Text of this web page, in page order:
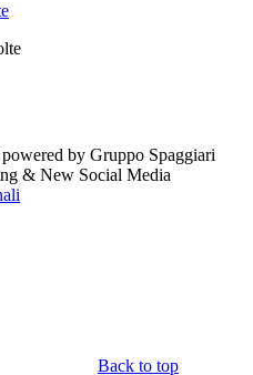
by Gruppo Spaggiari
& New Social Media
Back to top